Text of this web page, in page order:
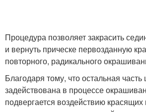
Процедура позволяет закрасить
и вернуть прическе первозданную
повторного, радикального
Благодаря тому, что остальная
задействована в процессе
подвергается воздействию